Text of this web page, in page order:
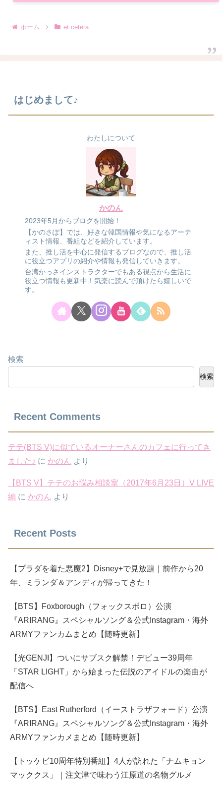
ホーム et cetera
はじめまして♪
わたしについて
かのん
2023年5月からブログを開始！
【かのさぽ】では、好きな韓国情報や気になるアーテ
ィスト情報、番組などを紹介しています。
また、推し活を中心に発信するブログなので、推し活
に役立つアプリの紹介や情報も発信していきます。
台湾かっさインストラクターでもある視点から生活に
役立つ情報も更新中！気楽に読んで頂けたら嬉しいで
す。
検索
検索
Recent Comments
テテ(BTS V)に似ているオーナーさんのカフェに行ってき
ました♪ に かのん より
【BTS V】テテのお悩み相談室（2017年6月23日）V LIVE
編 に かのん より
Recent Posts
【プラダを着た悪魔2】Disney+で見放題｜前作から20
年、ミランダ＆アンディが帰ってきた！
【BTS】Foxborough（フォックスボロ）公演
『ARIRANG』スペシャルソング＆公式Instagram・海外
ARMYファンカムまとめ【随時更新】
【光GENJI】ついにサブスク解禁！デビュー39周年
「STAR LIGHT」から始まった伝説のアイドルの楽曲が
配信へ
【BTS】East Rutherford（イーストラザフォード）公演
『ARIRANG』スペシャルソング＆公式Instagram・海外
ARMYファンカメまとめ【随時更新】
【トッケビ10周年特別番組】4人が訪れた「ナムキョン
マッククス」｜注文津で味わう江原道の名物グルメ